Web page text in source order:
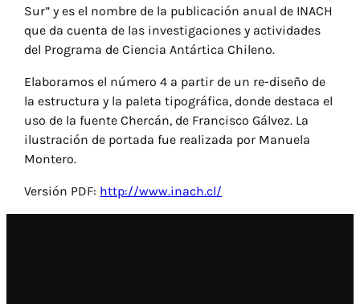
Sur​” y es el nombre de la publicación anual de INACH
que da cuenta de las investigaciones y actividades
del Programa de Ciencia Antártica Chileno.
Elaboramos el número 4 a partir de un re-diseño de
la estructura y la paleta tipográfica, donde destaca el
uso de la fuente Chercán, de Francisco Gálvez. La
ilustración de portada fue realizada por Manuela
Montero.
Versión PDF: http://www.inach.cl/